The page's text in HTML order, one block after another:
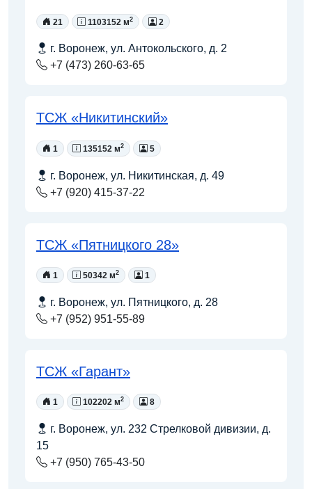
21 1103152 м2 2
г. Воронеж, ул. Антокольского, д. 2
+7 (473) 260-63-65
ТСЖ «Никитинский»
1 135152 м2 5
г. Воронеж, ул. Никитинская, д. 49
+7 (920) 415-37-22
ТСЖ «Пятницкого 28»
1 50342 м2 1
г. Воронеж, ул. Пятницкого, д. 28
+7 (952) 951-55-89
ТСЖ «Гарант»
1 102202 м2 8
г. Воронеж, ул. 232 Стрелковой дивизии, д.
15
+7 (950) 765-43-50